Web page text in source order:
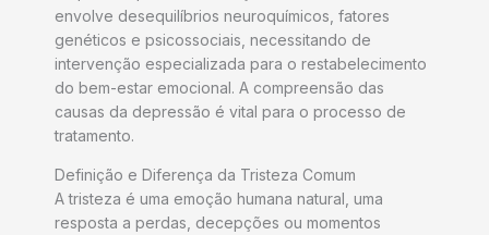
envolve desequilíbrios neuroquímicos, fatores
genéticos e psicossociais, necessitando de
intervenção especializada para o restabelecimento
do bem-estar emocional. A compreensão das
causas da depressão é vital para o processo de
tratamento.
Definição e Diferença da Tristeza Comum
A tristeza é uma emoção humana natural, uma
resposta a perdas, decepções ou momentos